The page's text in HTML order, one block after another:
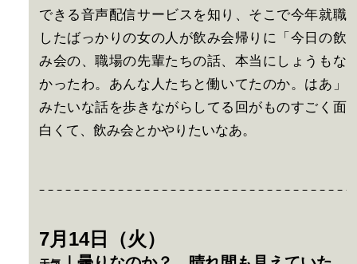
できる音声配信サービスを知り、そこで今年就職
したばっかりの女の人が飲み会帰りに「今日の飲
み会の、職場の先輩たちの話、本当にしょうもな
かったわ。あんな人たちと働いてたのか。はあ」
みたいな話を歩きながらしてる回がものすごく面
白くて、飲み会とかやりたいなあ。
7月14日（火）